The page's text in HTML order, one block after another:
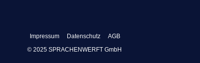
Impressum Datenschutz
AGB
© 2025 SPRACHENWERFT GmbH